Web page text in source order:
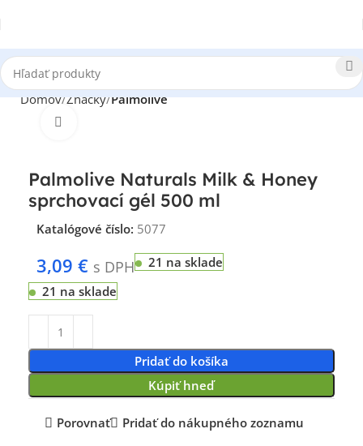
Domov Značky Palmolive
Palmolive Naturals Milk & Honey
sprchovací gél 500 ml
Katalógové číslo: 5077
3,09 € s DPH
21 na sklade
21 na sklade
Pridať do košíka
Kúpiť hneď
Porovnať Pridať do nákupného zoznamu